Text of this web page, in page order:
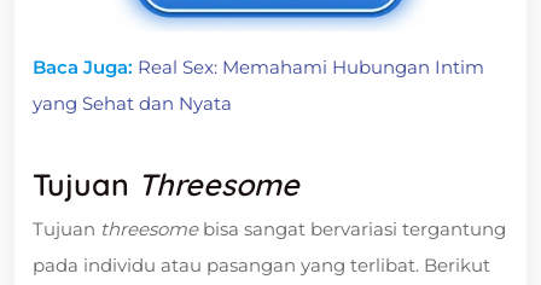
Baca Juga: Real Sex: Memahami Hubungan Intim
yang Sehat dan Nyata
Tujuan Threesome
Tujuan threesomebisa sangat bervariasi tergantung
pada individu atau pasangan yang terlibat. Berikut